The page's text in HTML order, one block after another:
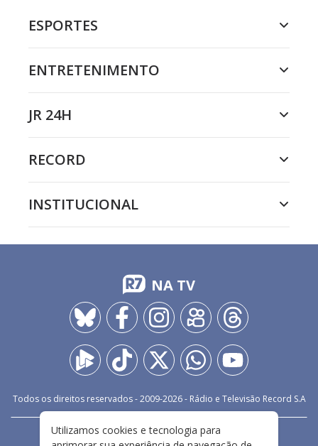
ESPORTES
ENTRETENIMENTO
JR 24H
RECORD
INSTITUCIONAL
NA TV
Todos os direitos reservados - 2009-2026- Rádio e Televisão Record S.A
FALE CONOSCO PRIVACIDADE
Utilizamos cookies e tecnologia para